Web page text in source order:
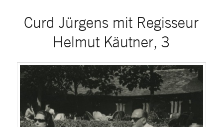
Curd Jürgens mit Regisseur
Helmut Käutner, 3